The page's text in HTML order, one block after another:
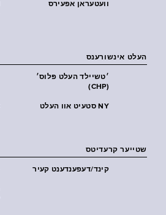
וועטעראן אפעירס
העלט אינשורענס
׳טשיילד העלט פּלוס׳
(CHP)
NY סטעיט אוו העלט
שטייער קרעדיטס
קינד/דעפענדענט קעיר